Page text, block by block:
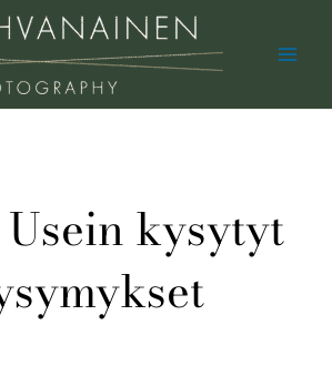
Usein kysytyt